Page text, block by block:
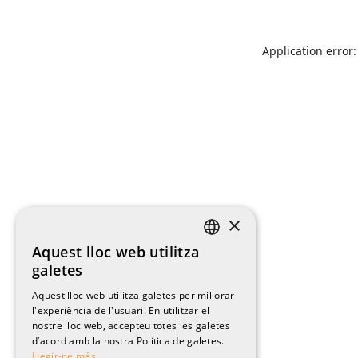
Application
SPANISH
FRENCH
×
Aquest lloc web utilitza
galetes
Aquest lloc web utilitza galetes per millorar
l'experiència de l'usuari. En utilitzar el
nostre lloc web, accepteu totes les galetes
d’acord amb la nostra Política de galetes.